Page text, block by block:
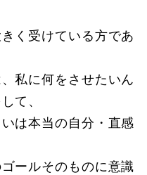
く受けている方であ
私に何をさせたいん
て、
は本当の自分・直感
ールそのものに意識